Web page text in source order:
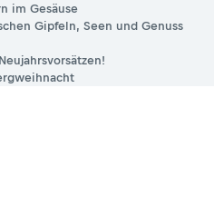
im Gesäuse
Gipfeln, Seen und Genuss